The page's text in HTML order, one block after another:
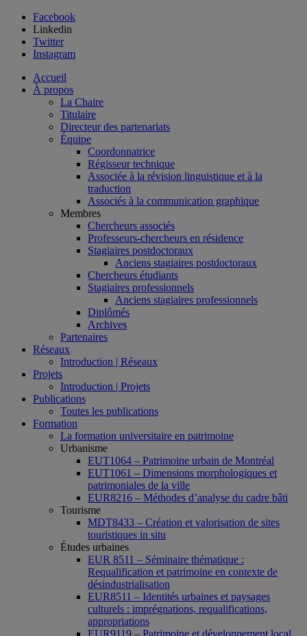
Facebook
Linkedin
Twitter
Instagram
Accueil
À propos
La Chaire
Titulaire
Directeur des partenariats
Équipe
Coordonnatrice
Régisseur technique
Associée à la révision linguistique et à la
traduction
Associés à la communication graphique
Membres
Chercheurs associés
Professeurs-chercheurs en résidence
Stagiaires postdoctoraux
Anciens stagiaires postdoctoraux
Chercheurs étudiants
Stagiaires professionnels
Anciens stagiaires professionnels
Diplômés
Archives
Partenaires
Réseaux
Introduction | Réseaux
Projets
Introduction | Projets
Publications
Toutes les publications
Formation
La formation universitaire en patrimoine
Urbanisme
EUT1064 – Patrimoine urbain de Montréal
EUT1061 – Dimensions morphologiques et
patrimoniales de la ville
EUR8216 – Méthodes d’analyse du cadre bâti
Tourisme
MDT8433 – Création et valorisation de sites
touristiques in situ
Études urbaines
EUR 8511 – Séminaire thématique :
Requalification et patrimoine en contexte de
désindustrialisation
EUR8511 – Identités urbaines et paysages
culturels : imprégnations, requalifications,
appropriations
EUR9119 – Patrimoine et développement local